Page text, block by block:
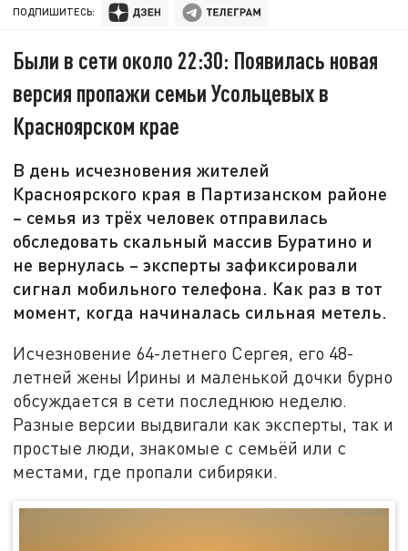
ПОДПИШИТЕСЬ:
Были в сети около 22:30: Появилась новая
версия пропажи семьи Усольцевых в
Красноярском крае
В день исчезновения жителей
Красноярского края в Партизанском районе
– семья из трёх человек отправилась
обследовать скальный массив Буратино и
не вернулась – эксперты зафиксировали
сигнал мобильного телефона. Как раз в тот
момент, когда начиналась сильная метель.
Исчезновение 64-летнего Сергея, его 48-
летней жены Ирины и маленькой дочки бурно
обсуждается в сети последнюю неделю.
Разные версии выдвигали как эксперты, так и
простые люди, знакомые с семьёй или с
местами, где пропали сибиряки.